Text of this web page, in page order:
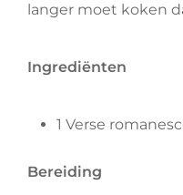
langer moet koken
Ingrediënten
1 Verse
Bereiding